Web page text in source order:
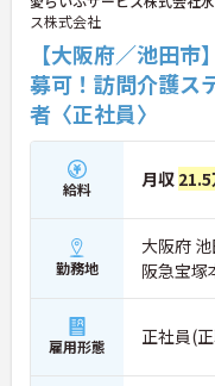
ス株式会社
【大阪府／池田
募可！訪問介護ス
者〈正社員〉
給料 月収
勤務地
大阪府
阪急宝塚
雇用形態 正社員(